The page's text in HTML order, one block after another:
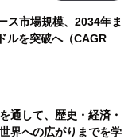
ス市場規模、2034年ま
ルを突破へ（CAGR
通して、歴史・経済・
界への広がりまでを学